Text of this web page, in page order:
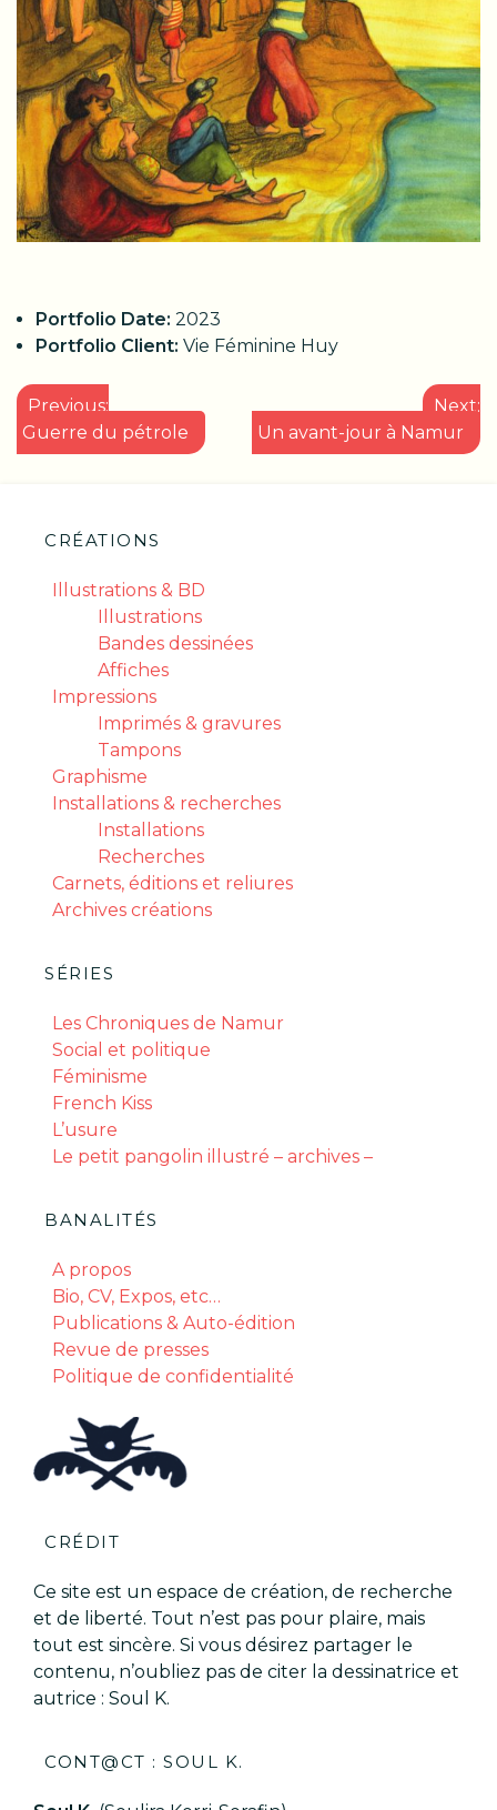
Portfolio Date: 2023
Portfolio Client: Vie Féminine Huy
NAVIGATION
DE
L’ARTICLE
Previous:
Guerre du pétrole
Next:
Un avant-jour à Namur
CRÉATIONS
Illustrations & BD
Illustrations
Bandes dessinées
Affiches
Impressions
Imprimés & gravures
Tampons
Graphisme
Installations & recherches
Installations
Recherches
Carnets, éditions et reliures
Archives créations
SÉRIES
Les Chroniques de Namur
Social et politique
Féminisme
French Kiss
L’usure
Le petit pangolin illustré – archives –
BANALITÉS
A propos
Bio, CV, Expos, etc…
Publications & Auto-édition
Revue de presses
Politique de confidentialité
CRÉDIT
Ce site est un espace de création, de recherche
et de liberté. Tout n’est pas pour plaire, mais
tout est sincère. Si vous désirez partager le
contenu, n’oubliez pas de citer la dessinatrice et
autrice : Soul K.
CONT@CT : SOUL K.